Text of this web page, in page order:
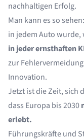
nachhaltigen Erfolg.
Man kann es so
in jedem Auto wurde,
in jeder ernsthaften
zur
Innovation.
Jetzt ist die Zeit, sich
dass Europa bis 2030
erlebt.
Führungskräfte und